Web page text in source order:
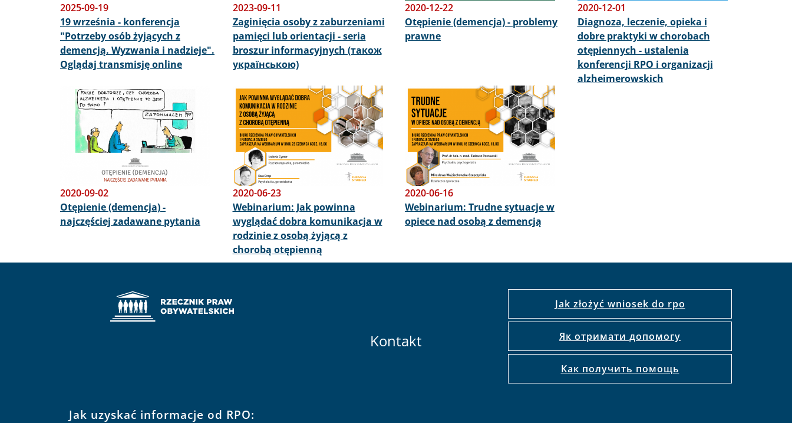
2025-09-19
19 września - konferencja
"Potrzeby osób żyjących z
demencją. Wyzwania i nadzieje".
Oglądaj transmisję online
2023-09-11
Zaginięcia osoby z zaburzeniami
pamięci lub orientacji - seria
broszur informacyjnych (також
українською)
2020-12-22
Otępienie (demencja) - problemy
prawne
2020-12-01
Diagnoza, leczenie, opieka i
dobre praktyki w chorobach
otępiennych - ustalenia
konferencji RPO i organizacji
alzheimerowskich
Obraz
2020-09-02
Otępienie (demencja) -
najczęściej zadawane pytania
Obraz
2020-06-23
Webinarium: Jak powinna
wyglądać dobra komunikacja w
rodzinie z osobą żyjącą z
chorobą otępienną
Obraz
2020-06-16
Webinarium: Trudne sytuacje w
opiece nad osobą z demencją
Kontakt
Jak złożyć wniosek do rpo
Як отримати допомогу
Как получить помощь
Jak uzyskać informacje od RPO: